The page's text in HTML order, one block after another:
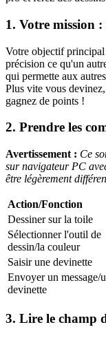
1. Votre mission
Votre objectif
précision ce qu'un
qui permette aux
Plus vite vous
gagnez de points !
2. Prendre les
Avertissement : Ce
sur navigateur PC
être légèrement
Action/Fonction
Dessiner sur la toile
Sélectionner l'outil de
dessin/la couleur
Saisir une devinette
Envoyer un message/
devinette
3. Lire le champ